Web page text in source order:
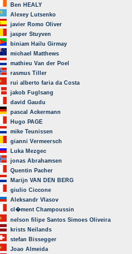
Ben HEALY
Alexey Lutsenko
javier Romo Oliver
jasper Stuyven
biniam Hailu Girmay
michael Matthews
mathieu Van der Poel
rasmus Tiller
rui alberto faria da Costa
jakob Fuglsang
david Gaudu
pascal Ackermann
Hugo PAGE
mike Teunissen
gianni Vermeersch
Luka Mezgec
jonas Abrahamsen
Quentin Pacher
Marijn VAN DEN BERG
giulio Ciccone
Aleksandr Vlasov
cl�ment Champoussin
nelson filipe Santos Simoes Oliveira
krists Neilands
stefan Bissegger
Joao Almeida